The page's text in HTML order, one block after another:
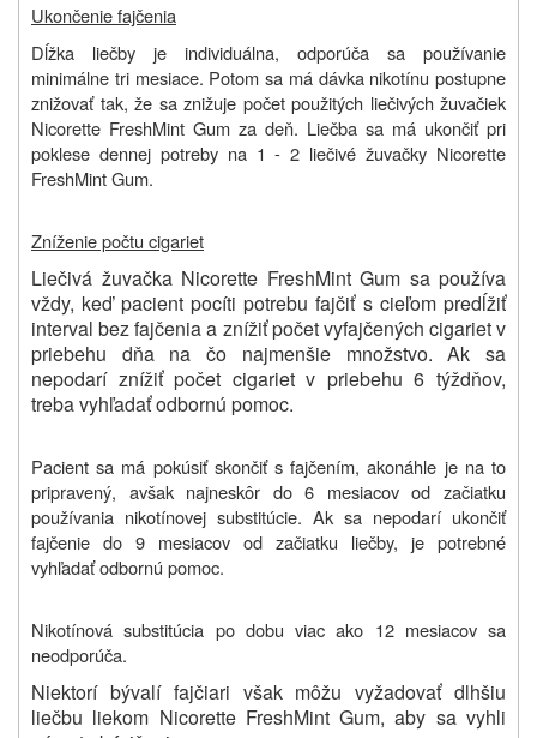
Ukončenie fajčenia
Dĺžka liečby je individuálna, odporúča sa používanie
minimálne tri mesiace. Potom sa má dávka nikotínu postupne
znižovať tak, že sa znižuje počet použitých liečivých žuvačiek
Nicorette FreshMint Gum za deň. Liečba sa má ukončiť pri
poklese dennej potreby na 1 - 2 liečivé žuvačky Nicorette
FreshMint Gum.
Zníženie počtu cigariet
Liečivá žuvačka Nicorette FreshMint Gum sa používa
vždy, keď pacient pocíti potrebu fajčiť s cieľom predĺžiť
interval bez fajčenia a znížiť počet vyfajčených cigariet v
priebehu dňa na čo najmenšie množstvo. Ak sa
nepodarí znížiť počet cigariet v priebehu 6 týždňov,
treba vyhľadať odbornú pomoc.
Pacient sa má pokúsiť skončiť s fajčením, akonáhle je na to
pripravený, avšak najneskôr do 6 mesiacov od začiatku
používania nikotínovej substitúcie. Ak sa nepodarí ukončiť
fajčenie do 9 mesiacov od začiatku liečby, je potrebné
vyhľadať odbornú pomoc.
Nikotínová substitúcia po dobu viac ako 12 mesiacov sa
neodporúča.
Niektorí bývalí fajčiari však môžu vyžadovať dlhšiu
liečbu liekom Nicorette FreshMint Gum, aby sa vyhli